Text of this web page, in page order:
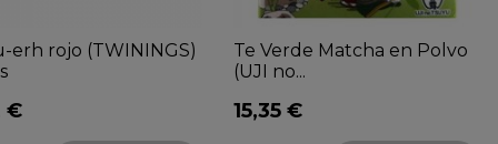
erh rojo (TWININGS)
€
Te Verde Matcha en Polvo
(UJI no...
15,35 €